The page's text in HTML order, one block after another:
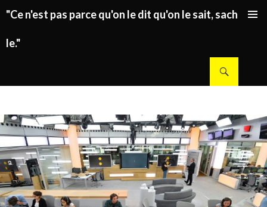
"Ce n'est pas parce qu'on le dit qu'on le sait, sachez
le."